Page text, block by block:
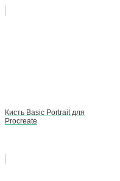
Кисть Basic Portrait для
Procreate